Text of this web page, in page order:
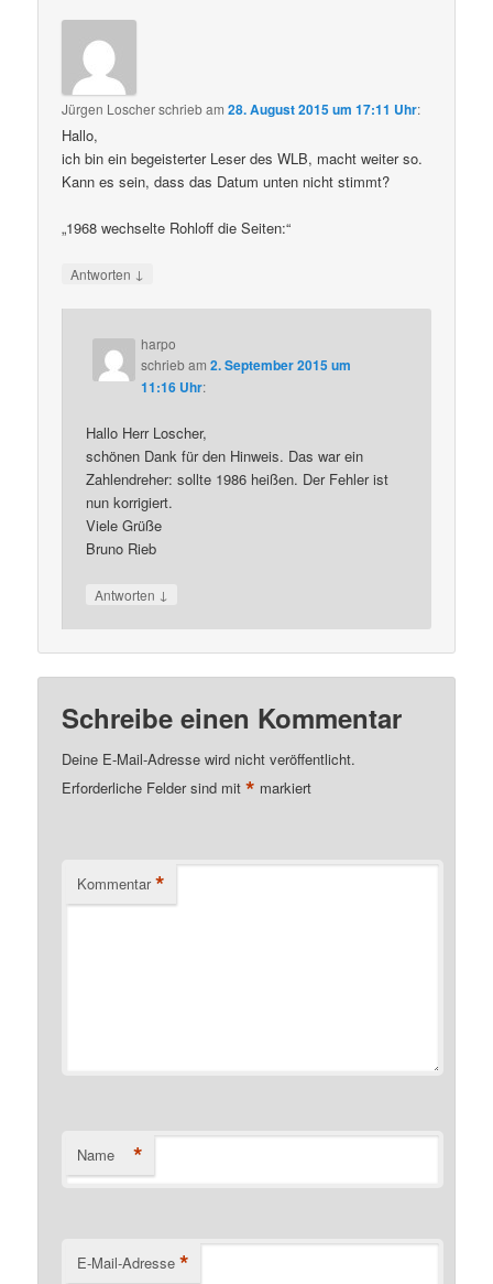
Jürgen Loscherschriebam28. August 2015 um 17:11 Uhr:
Hallo,
ich bin ein begeisterter Leser des WLB, macht weiter so.
Kann es sein, dass das Datum unten nicht stimmt?
„1968 wechselte Rohloff die Seiten:“
Antworten ↓
harpo
schriebam2. September 2015 um
11:16 Uhr:
Hallo Herr Loscher,
schönen Dank für den Hinweis. Das war ein
Zahlendreher: sollte 1986 heißen. Der Fehler ist
nun korrigiert.
Viele Grüße
Bruno Rieb
Antworten ↓
Schreibe einen Kommentar
Deine E-Mail-Adresse wird nicht veröffentlicht.
Erforderliche Felder sind mit* markiert
Kommentar *
Name *
E-Mail-Adresse *